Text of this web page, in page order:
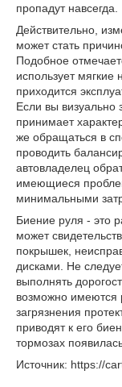
пропадут навсегда.
Действительно,
может стать
Подобное
использует
приходится
Если вы визуально
принимает
же обращаться в
проводить
автовладелец
имеющиеся
минимальными
Биение руля - это
может
покрышек,
дисками. Не
выполнять
возможно имеются
загрязнения
приводят к его
тормозах
Источник: https://